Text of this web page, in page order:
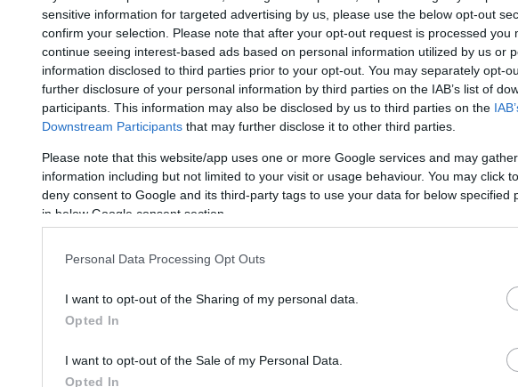
sensitive information for targeted advertising by us, please use the below opt-out
confirm your selection. Please note that after your opt-out request is processed you
continue seeing interest-based ads based on personal information utilized by us or
information disclosed to third parties prior to your opt-out. You may separately opt-
further disclosure of your personal information by third parties on the IAB’s list of
participants. This information may also be disclosed by us to third parties on the
Downstream Participants that may further disclose it to other third parties.
Please note that this website/app uses one or more Google services and may
information including but not limited to your visit or usage behaviour. You may click
deny consent to Google and its third-party tags to use your data for below specified
in below Google consent section.
Personal Data Processing Opt Outs
I want to opt-out of the Sharing of my personal data.
Opted In
I want to opt-out of the Sale of my Personal Data.
Opted In
ΔΙΑΦΗΜΙΣΗ
Σχόλια